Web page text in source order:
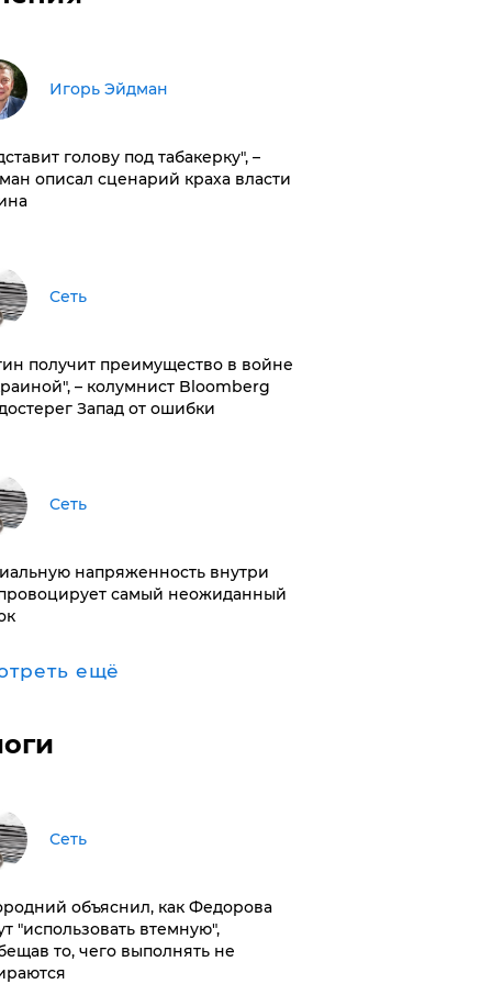
Игорь Эйдман
голову под табакерку", –
описал сценарий краха власти
Сеть
получит преимущество в войне
– колумнист Bloomberg
Запад от ошибки
Сеть
напряженность внутри
самый неожиданный
ещё
Сеть
объяснил, как Федорова
"использовать втемную",
то, чего выполнять не